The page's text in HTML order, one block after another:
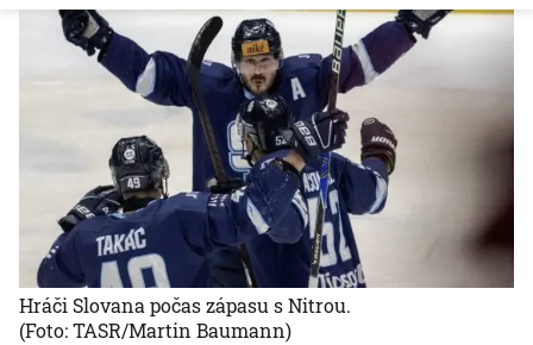
Hráči Slovana počas zápasu s Nitrou.
(Foto: TASR/Martin Baumann)